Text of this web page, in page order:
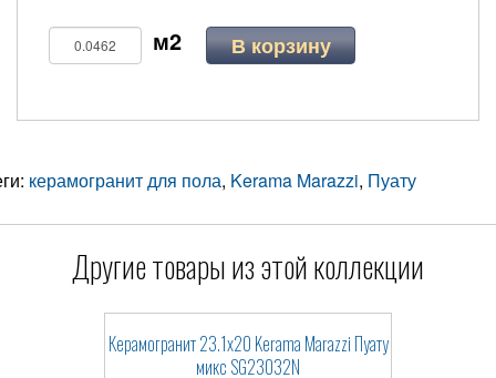
В корзину
керамогранит для пола, Kerama Marazzi, Пуату
Другие товары из этой коллекции
Керамогранит 23.1x20 Kerama Marazzi Пуату
микс SG23032N